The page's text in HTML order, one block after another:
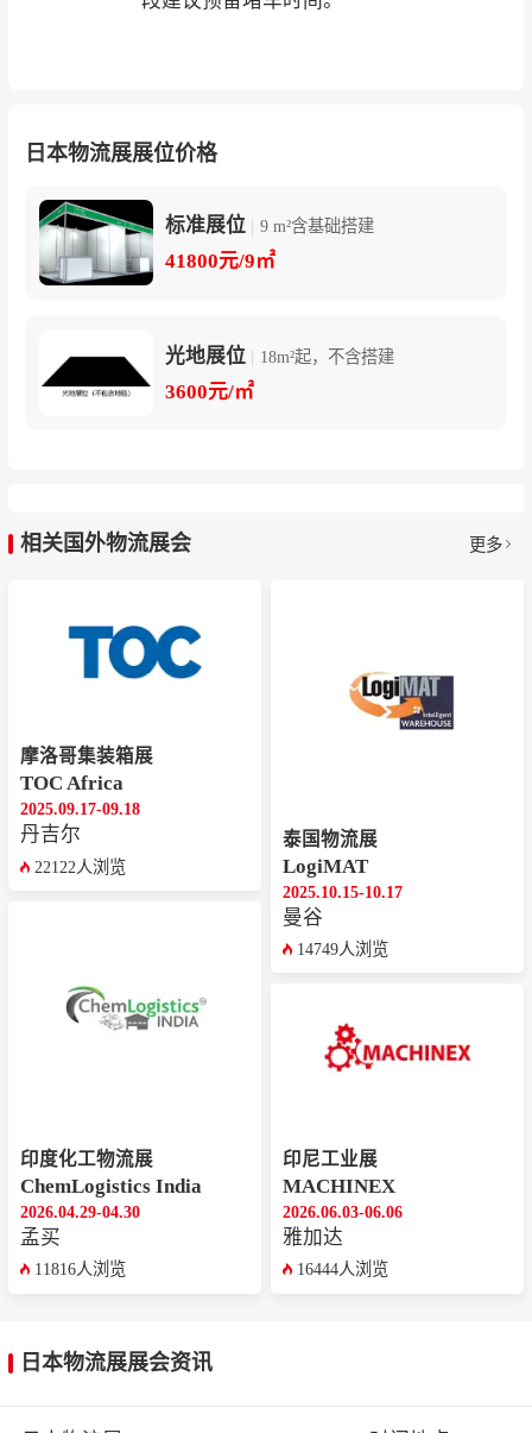
日本物流展展位价格
标准展位 | 9 m²含基础搭建
41800元/9㎡
光地展位 | 18m²起，不含搭建
3600元/㎡
相关国外物流展会 更多
摩洛哥集装箱展
TOC Africa
2025.09.17-09.18
丹吉尔
22122人浏览
印度化工物流展
ChemLogistics India
2026.04.29-04.30
孟买
11816人浏览
泰国物流展
LogiMAT
2025.10.15-10.17
曼谷
14749人浏览
印尼工业展
MACHINEX
2026.06.03-06.06
雅加达
16444人浏览
日本物流展展会资讯